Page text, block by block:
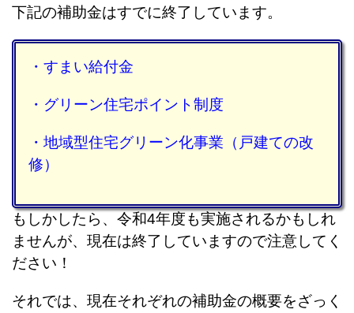
下記の補助金はすでに終了しています。
・すまい給付金
・グリーン住宅ポイント制度
・地域型住宅グリーン化事業（戸建ての改
修）
もしかしたら、令和4年度も実施されるかもしれ
ませんが、現在は終了していますので注意してく
ださい！
それでは、現在それぞれの補助金の概要をざっく